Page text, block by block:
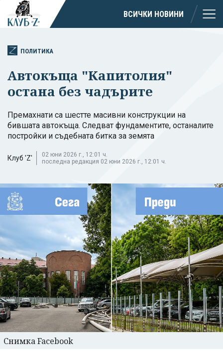
ВСИЧКИ НОВИНИ
ПОЛИТИКА
Автокъща "Капитолия"
остана без чадърите
Премахнати са шестте масивни конструкции на
бившата автокъща. Следват фундаментите, останалите
постройки и съдебната битка за земята
Клуб 'Z'
02 юни 2026 г., 12:01 ч.
последна редакция 02 юни 2026 г., 12:01 ч.
Снимка Facebook